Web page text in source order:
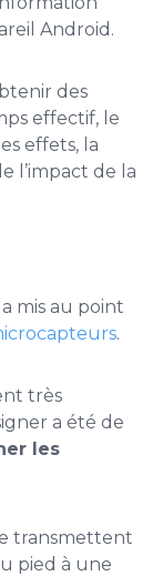
Android.
des
effectif, le
effets, la
l’impact de la
mis au point
.
très
a été de
les
transmettent
pied à une